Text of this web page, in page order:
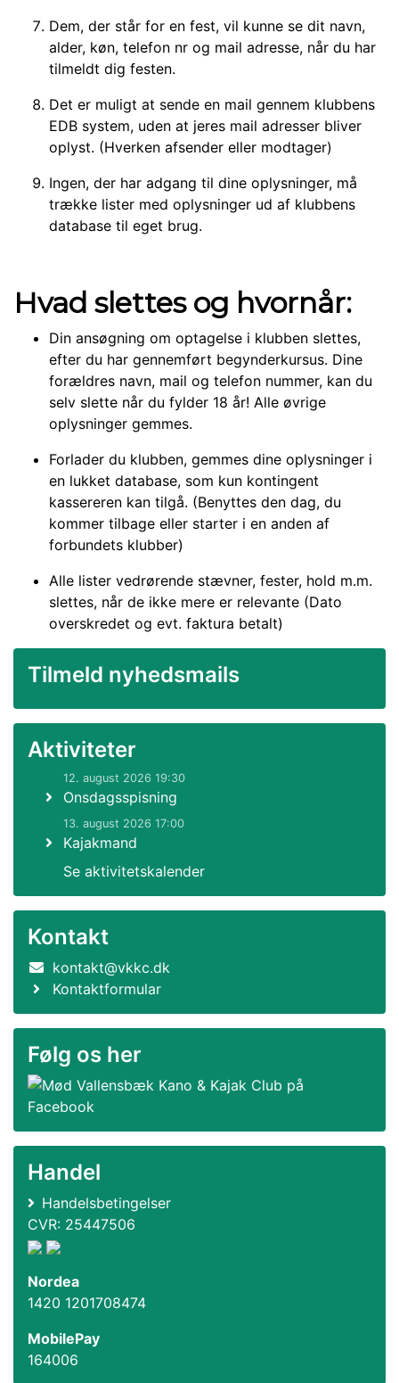
Dem, der står for en fest, vil kunne se dit navn,
alder, køn, telefon nr og mail adresse, når du har
tilmeldt dig festen.
Det er muligt at sende en mail gennem klubbens
EDB system, uden at jeres mail adresser bliver
oplyst. (Hverken afsender eller modtager)
Ingen, der har adgang til dine oplysninger, må
trække lister med oplysninger ud af klubbens
database til eget brug.
Hvad slettes og hvornår:
Din ansøgning om optagelse i klubben slettes,
efter du har gennemført begynderkursus. Dine
forældres navn, mail og telefon nummer, kan du
selv slette når du fylder 18 år! Alle øvrige
oplysninger gemmes.
Forlader du klubben, gemmes dine oplysninger i
en lukket database, som kun kontingent
kassereren kan tilgå. (Benyttes den dag, du
kommer tilbage eller starter i en anden af
forbundets klubber)
Alle lister vedrørende stævner, fester, hold m.m.
slettes, når de ikke mere er relevante (Dato
overskredet og evt. faktura betalt)
Tilmeld nyhedsmails
Aktiviteter
12. august 2026 19:30
Onsdagsspisning
13. august 2026 17:00
Kajakmand
Se aktivitetskalender
Kontakt
kontakt@vkkc.dk
Kontaktformular
Følg os her
Handel
Handelsbetingelser
CVR: 25447506
Nordea
1420 1201708474
MobilePay
164006